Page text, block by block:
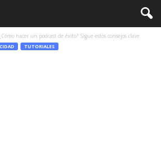
hacer un podcast de éxito? Sigue estos consejos clave
TUTORIALES